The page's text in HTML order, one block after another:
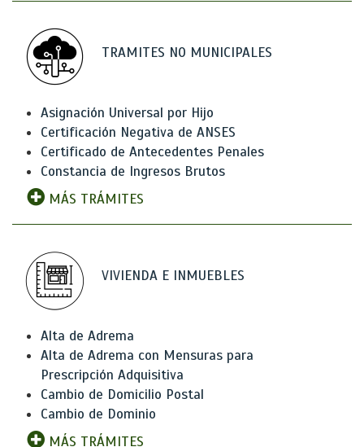
TRAMITES NO MUNICIPALES
Asignación Universal por Hijo
Certificación Negativa de ANSES
Certificado de Antecedentes Penales
Constancia de Ingresos Brutos
MÁS TRÁMITES
VIVIENDA E INMUEBLES
Alta de Adrema
Alta de Adrema con Mensuras para
Prescripción Adquisitiva
Cambio de Domicilio Postal
Cambio de Dominio
MÁS TRÁMITES